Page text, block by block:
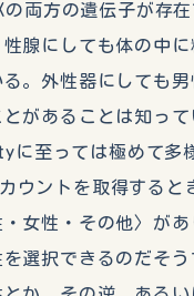
の両方の遺伝子が存
腺にしても体の中
。外性器にしても
があることは知って
至っては極めて多
ウントを取得すると
女性・その他〉が
選択できるのだそう